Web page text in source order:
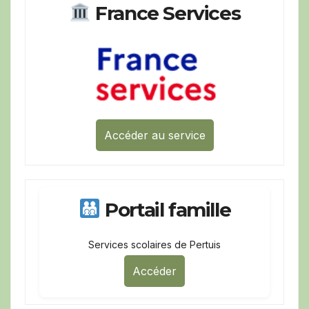
France Services
Accéder au service
Portail famille
Services scolaires de Pertuis
Accéder